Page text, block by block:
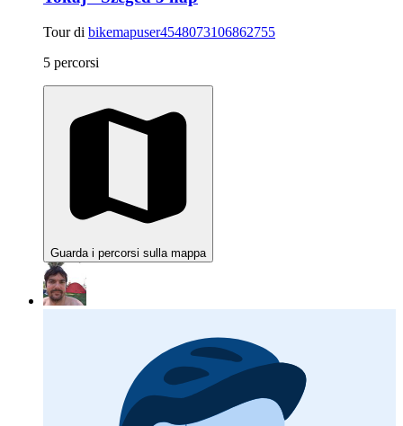
Tour di bikemapuser4548073106862755
5 percorsi
Guarda i percorsi sulla mappa